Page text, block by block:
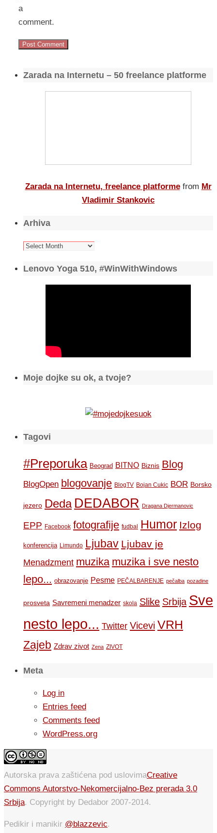
a
comment.
Zarada na Internetu – 50 freelance platforme
Zarada na Internetu, freelance platforme from Mr
Vladimir Stankovic
Arhiva
Arhiva
Lenovo Yoga 510, #WinWithWindows
Moje dojke su ok, a tvoje?
Tagovi
#Preporuka Beograd BITNO Biznis Blog
BlogOpen blogovanje BlogTV Bojan Cukic BOR Borsko
jezero Deda DEDABOR Dragana Djermanovic
EPP Facebook fotografije fudbal Humor Izlog
konferencija Limundo Ljubav Ljubav je
Menadzment muzika muzika i sve nesto
lepo... obrazovanje Pesme PEČALBARENJE pečalba pozadine
prosveta Savremeni menadzer skola Slike Srbija Sve
nesto lepo... Twitter Vicevi VRH
Zajeb Zdrav zivot Zena ZIVOT
Meta
Log in
Entries feed
Comments feed
WordPress.org
Autorska prava zaštićena pod uslovimaCreative
Commons Autorstvo-Nekomercijalno-Bez prerada 3.0
Srbija. Copyright by Dedabor 2007-2014.
Pedikir i manikir @blazzevic.